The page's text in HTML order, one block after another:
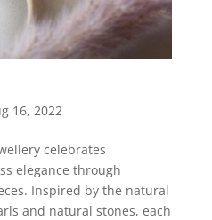
16, 2022
celebrates
elegance through
Inspired by the natural
and natural stones, each